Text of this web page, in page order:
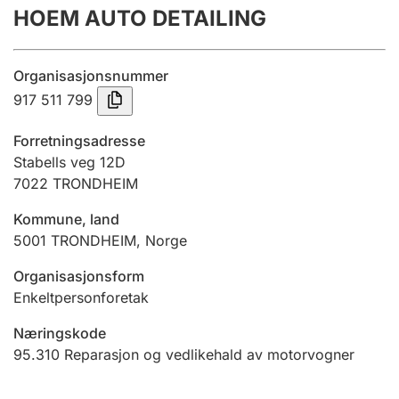
Årsrekneskap
Innsending og forseinkingsgebyr
Tinglysing
Jeger
Ektepaktrettleiaren
Andre tema
HOEM AUTO DETAILING
Organisasjonsnummer
917 511 799
Forretningsadresse
Stabells veg 12D
7022 TRONDHEIM
Kommune, land
5001 TRONDHEIM, Norge
Organisasjonsform
Enkeltpersonforetak
Næringskode
95.310 Reparasjon og vedlikehald av motorvogner